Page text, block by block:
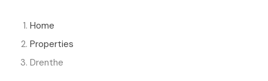
Home
Properties
Drenthe